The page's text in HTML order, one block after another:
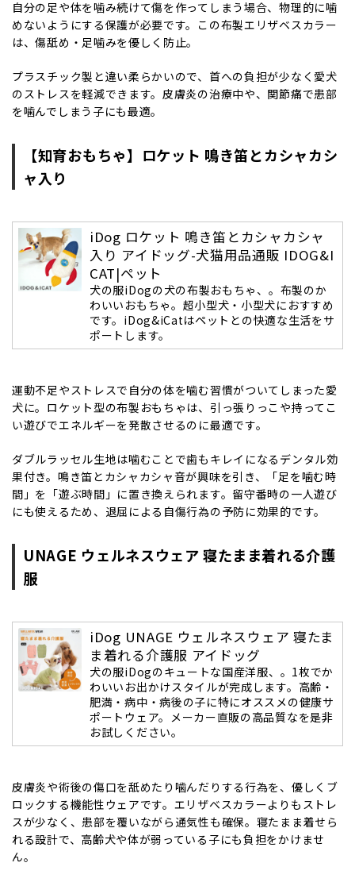
自分の足や体を噛み続けて傷を作ってしまう場合、物理的に噛
めないようにする保護が必要です。この布製エリザベスカラー
は、傷舐め・足噛みを優しく防止。
プラスチック製と違い柔らかいので、首への負担が少なく愛犬
のストレスを軽減できます。皮膚炎の治療中や、関節痛で患部
を噛んでしまう子にも最適。
【知育おもちゃ】ロケット 鳴き笛とカシャカシ
ャ入り
iDog ロケット 鳴き笛とカシャカシャ
入り アイドッグ-犬猫用品通販 IDOG&I
CAT|ペット
犬の服iDogの犬の布製おもちゃ、。布製のか
わいいおもちゃ。超小型犬・小型犬におすすめ
です。iDog&iCatはペットとの快適な生活をサ
ポートします。
運動不足やストレスで自分の体を噛む習慣がついてしまった愛
犬に。ロケット型の布製おもちゃは、引っ張りっこや持ってこ
い遊びでエネルギーを発散させるのに最適です。
ダブルラッセル生地は噛むことで歯もキレイになるデンタル効
果付き。鳴き笛とカシャカシャ音が興味を引き、「足を噛む時
間」を「遊ぶ時間」に置き換えられます。留守番時の一人遊び
にも使えるため、退屈による自傷行為の予防に効果的です。
UNAGE ウェルネスウェア 寝たまま着れる介護
服
iDog UNAGE ウェルネスウェア 寝たま
ま着れる介護服 アイドッグ
犬の服iDogのキュートな国産洋服、。1枚でか
わいいお出かけスタイルが完成します。高齢・
肥満・病中・病後の子に特にオススメの健康サ
ポートウェア。メーカー直販の高品質なを是非
お試しください。
皮膚炎や術後の傷口を舐めたり噛んだりする行為を、優しくブ
ロックする機能性ウェアです。エリザベスカラーよりもストレ
スが少なく、患部を覆いながら通気性も確保。寝たまま着せら
れる設計で、高齢犬や体が弱っている子にも負担をかけませ
ん。